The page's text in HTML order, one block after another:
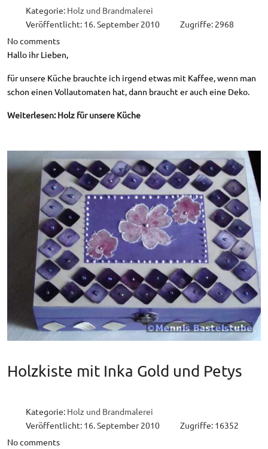
Kategorie: Holz und Brandmalerei
Veröffentlicht: 16. September 2010
Zugriffe: 2968
No comments
Hallo ihr Lieben,
für unsere Küche brauchte ich irgend etwas mit Kaffee, wenn man
schon einen Vollautomaten hat, dann braucht er auch eine Deko.
Weiterlesen: Holz für unsere Küche
Holzkiste mit Inka Gold und Petys
Kategorie: Holz und Brandmalerei
Veröffentlicht: 16. September 2010
Zugriffe: 16352
No comments